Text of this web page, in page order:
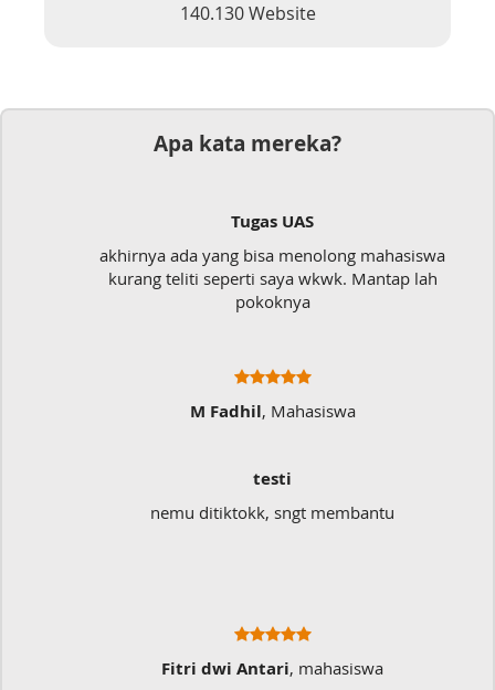
140.130 Website
Apa kata mereka?
Tugas UAS
akhirnya ada yang bisa menolong mahasiswa
kurang teliti seperti saya wkwk. Mantap lah
pokoknya
M Fadhil, Mahasiswa
testi
nemu ditiktokk, sngt membantu
Fitri dwi Antari, mahasiswa